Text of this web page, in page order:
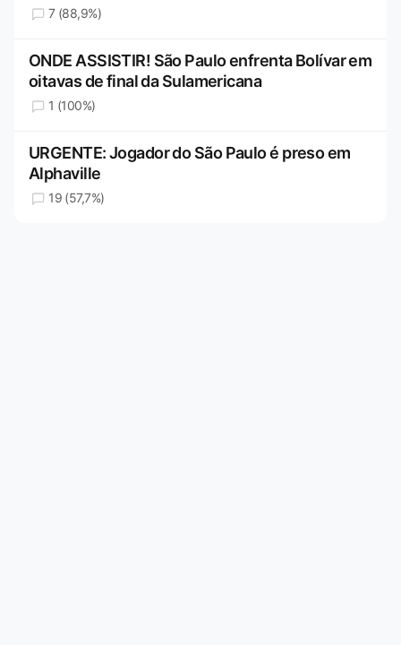
7 (88,9%)
ONDE ASSISTIR! São Paulo enfrenta Bolívar em
oitavas de final da Sulamericana
1 (100%)
URGENTE: Jogador do São Paulo é preso em
Alphaville
19 (57,7%)